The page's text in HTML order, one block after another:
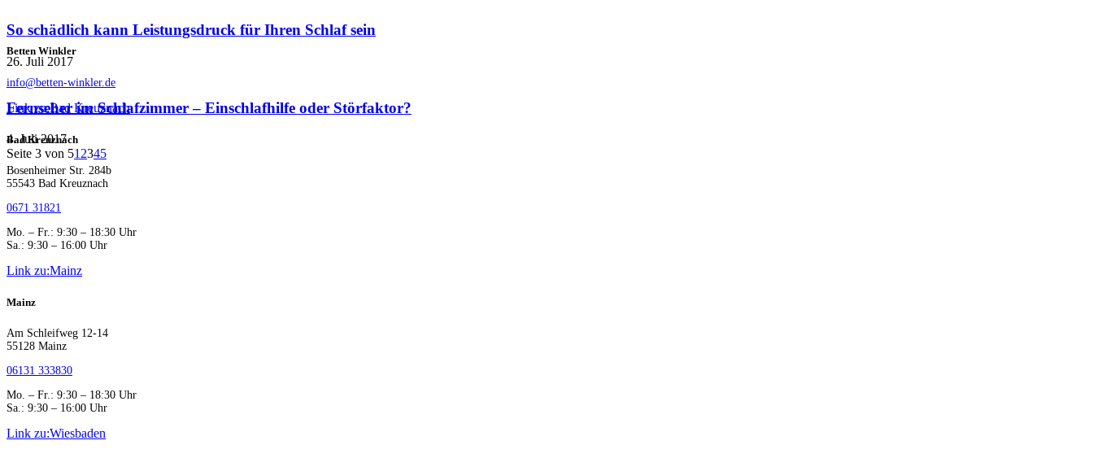
So schädlich kann Leistungsdruck für Ihren Schlaf sein
26. Juli 2017
Fernseher im Schlafzimmer – Einschlafhilfe oder Störfaktor?
4. Juli 2017
Seite 3 von 51 2345
Betten Winkler
info@betten-winkler.de
Link zu:Bad Kreuznach
Bad Kreuznach
Bosenheimer Str. 284b
55543 Bad Kreuznach
0671 31821
Mo. – Fr.: 9:30 – 18:30 Uhr
Sa.: 9:30 – 16:00 Uhr
Link zu:Mainz
Mainz
Am Schleifweg 12-14
55128 Mainz
06131 333830
Mo. – Fr.: 9:30 – 18:30 Uhr
Sa.: 9:30 – 16:00 Uhr
Link zu:Wiesbaden